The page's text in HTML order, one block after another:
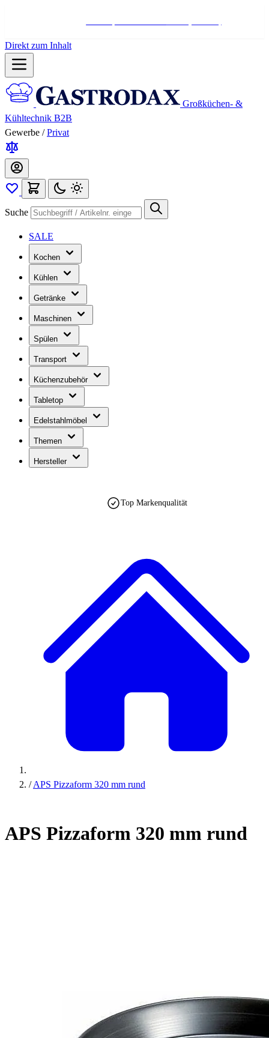
Direkt zum Inhalt
Großküchen- &
Kühltechnik B2B
Gewerbe / Privat
Suche
SALE
Kochen
Kühlen
Getränke
Maschinen
Spülen
Transport
Küchenzubehör
Tabletop
Edelstahlmöbel
Themen
Hersteller
Top Markenqualität
/ APS Pizzaform 320 mm rund
APS Pizzaform 320 mm rund